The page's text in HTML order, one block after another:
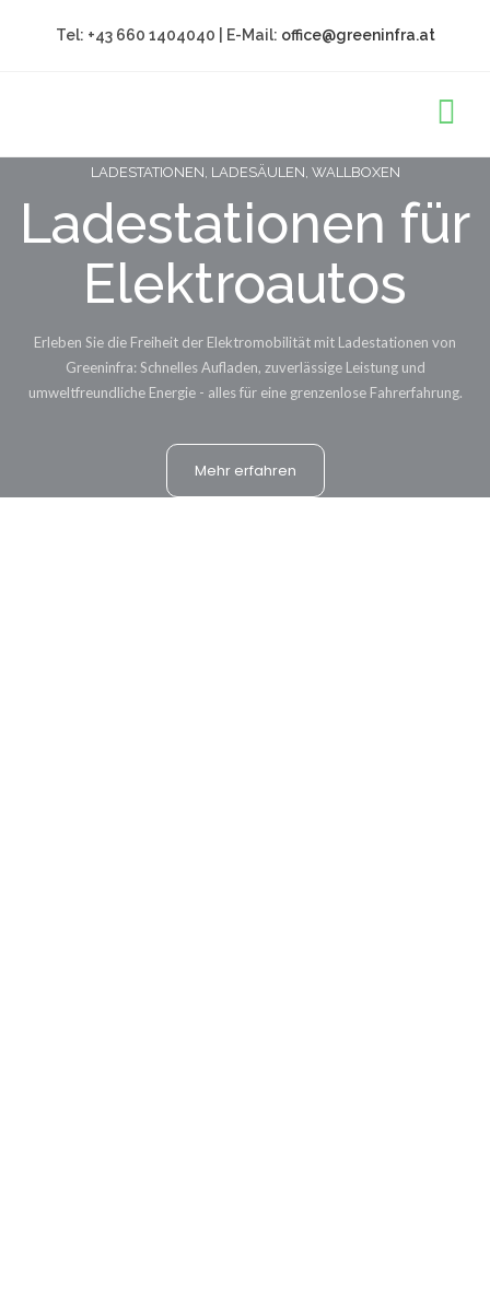
Tel: +43 660 1404040 | E-Mail: office@greeninfra.at
LADESTATIONEN, LADESÄULEN, WALLBOXEN
Ladestationen für
Elektroautos
Erleben Sie die Freiheit der Elektromobilität mit Ladestationen von
Greeninfra: Schnelles Aufladen, zuverlässige Leistung und
umweltfreundliche Energie - alles für eine grenzenlose Fahrerfahrung.
Mehr erfahren